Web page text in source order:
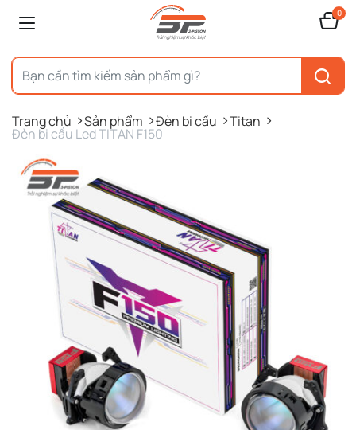
0
Trang chủ Sản phẩm Đèn bi cầu Titan
Đèn bi cầu Led TITAN F150